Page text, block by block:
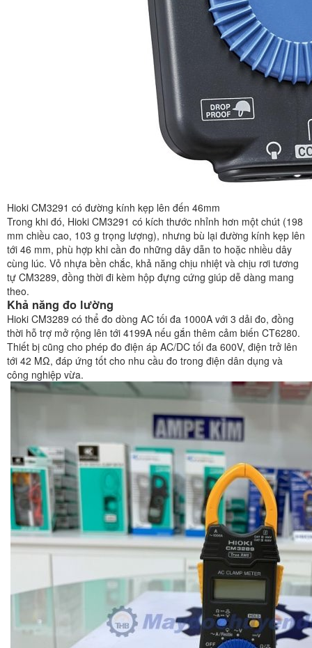
Hioki CM3291 có đường kính kẹp lên đến 46mm
Trong khi đó, Hioki CM3291 có kích thước nhỉnh hơn một chút (198
mm chiều cao, 103 g trọng lượng), nhưng bù lại đường kính kẹp lên
tới 46 mm, phù hợp khi cần đo những dây dẫn to hoặc nhiều dây
cùng lúc. Vỏ nhựa bền chắc, khả năng chịu nhiệt và chịu rơi tương
tự CM3289, đồng thời đi kèm hộp đựng cứng giúp dễ dàng mang
theo.
Khả năng đo lường
Hioki CM3289 có thể đo dòng AC tối đa 1000A với 3 dải đo, đồng
thời hỗ trợ mở rộng lên tới 4199A nếu gắn thêm cảm biến CT6280.
Thiết bị cũng cho phép đo điện áp AC/DC tối đa 600V, điện trở lên
tới 42 MΩ, đáp ứng tốt cho nhu cầu đo trong điện dân dụng và
công nghiệp vừa.